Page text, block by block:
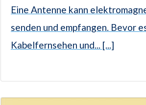
Eine Antenne kann
senden und empfangen. Bevor
Kabelfernsehen und... [...]